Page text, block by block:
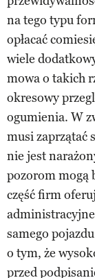
na tego typu
opłacać
wiele
mowa o takich
okresowy
ogumienia. W
musi zaprzątać
nie jest
pozorom mogą
część firm
samego
o tym, że
przed